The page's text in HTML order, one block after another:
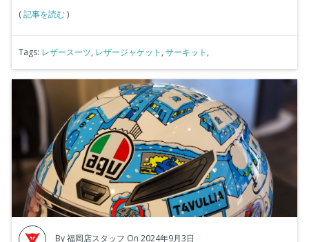
(記事を読む)
Tags: レザースーツ, レザージャケット , サーキット ,
By福岡店スタッフ On 2024年9月3日